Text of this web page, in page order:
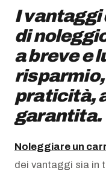
I vantaggi
di
a breve e
praticità,
garantita.
Noleggiare un
dei vantaggi sia in